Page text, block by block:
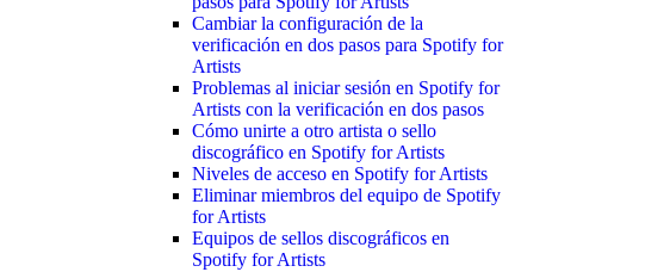
Cambiar la configuración de la
verificación en dos pasos para Spotify for
Artists
Problemas al iniciar sesión en Spotify for
Artists con la verificación en dos pasos
Cómo unirte a otro artista o sello
discográfico en Spotify for Artists
Niveles de acceso en Spotify for Artists
Eliminar miembros del equipo de Spotify
for Artists
Equipos de sellos discográficos en
Spotify for Artists